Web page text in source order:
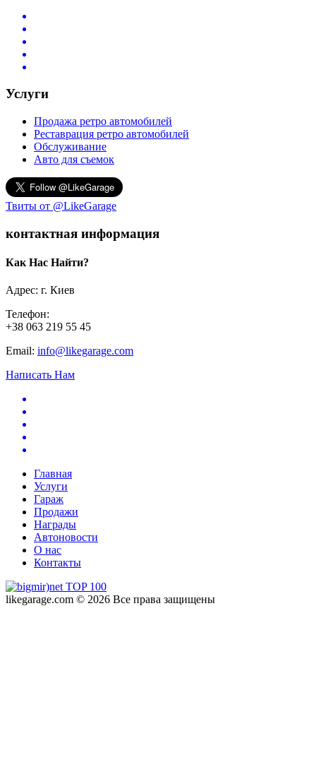
Услуги
Продажа ретро автомобилей
Реставрация ретро автомобилей
Обслуживание
Авто для съемок
Твиты от @LikeGarage
контактная информация
Как Нас Найти?
Адрес: г. Киев
Телефон:
+38 063 219 55 45
Email: info@likegarage.com
Написать Нам
Главная
Услуги
Гараж
Продажи
Награды
Автоновости
О нас
Контакты
likegarage.com © 2026 Все права защищены